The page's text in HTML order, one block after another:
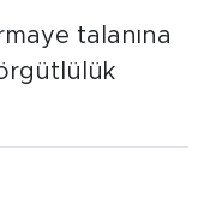
talanına